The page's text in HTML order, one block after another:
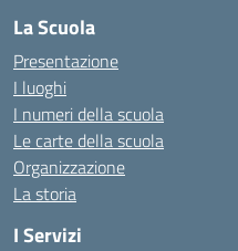
La Scuola
Presentazione
I luoghi
I numeri della scuola
Le carte della scuola
Organizzazione
La storia
I Servizi